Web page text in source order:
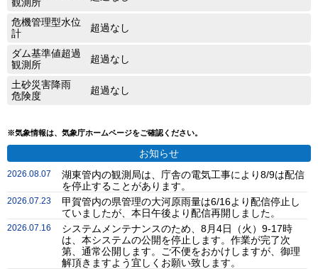
危機管理型水位
計
超過なし
ダム基準値超過
観測所
超過なし
土砂災害降雨
危険度
超過なし
※気象情報は、気象庁ホームページをご確認ください。
お知らせ
2026.08.07
湖東管内の観測局は、庁舎の電気工事により8/9は配信
を停止することがあります。
2026.07.23
甲賀管内の県管理の大河原雨量は6/16より配信停止し
ていましたが、本日午後より配信再開しました。
2026.07.16
システムメンテナンスのため、8月4日（火）9-17時
は、本システムの公開を停止します。作業が完了次
第、通常公開します。ご不便をおかけしますが、御理
解頂きますよう宜しくお願い致します。